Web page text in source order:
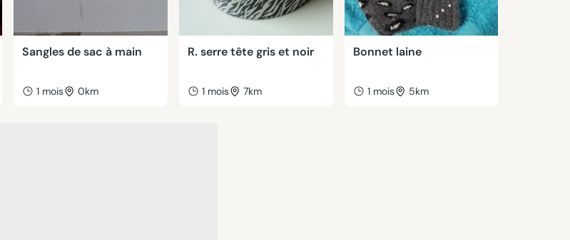
Sangles de sac à main
1 mois 0km
R. serre tête gris et noir
1 mois 7km
Bonnet laine
1 mois 5km